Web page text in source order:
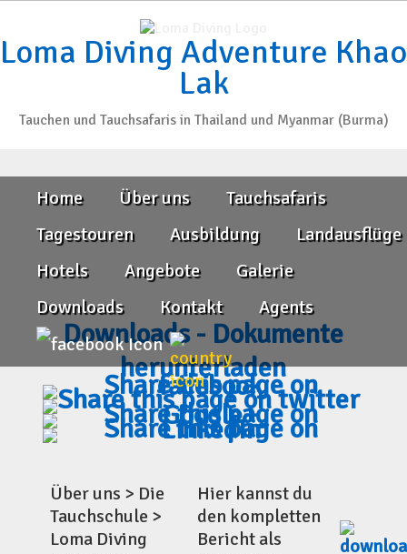
Loma Diving Adventure Khao
Lak
Tauchen und Tauchsafaris in Thailand und Myanmar (Burma)
Home Über uns
Tauchsafaris
Tagestouren
Ausbildung
Landausflüge
Hotels
Angebote
Galerie
Downloads
Kontakt Agents
Downloads - Dokumente
herunterladen
Über uns > Die
Tauchschule >
Loma Diving
Hier kannst du
den kompletten
Bericht als